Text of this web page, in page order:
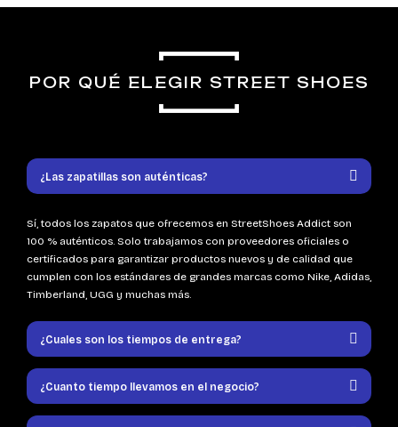
POR QUÉ ELEGIR STREET SHOES
¿Las zapatillas son auténticas?
Sí, todos los zapatos que ofrecemos en StreetShoes Addict son
100 % auténticos. Solo trabajamos con proveedores oficiales o
certificados para garantizar productos nuevos y de calidad que
cumplen con los estándares de grandes marcas como Nike, Adidas,
Timberland, UGG y muchas más.
¿Cuales son los tiempos de entrega?
¿Cuanto tiempo llevamos en el negocio?